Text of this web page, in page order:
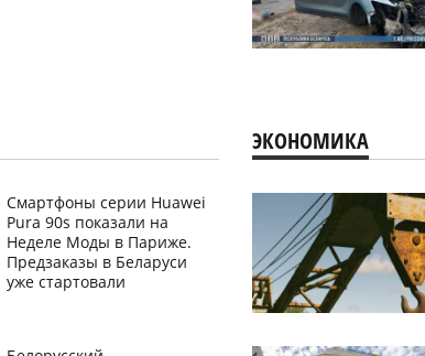
Смартфоны серии Huawei
Pura 90s показали на
Неделе Моды в Париже.
Предзаказы в Беларуси
уже стартовали
ЭКОНОМИКА